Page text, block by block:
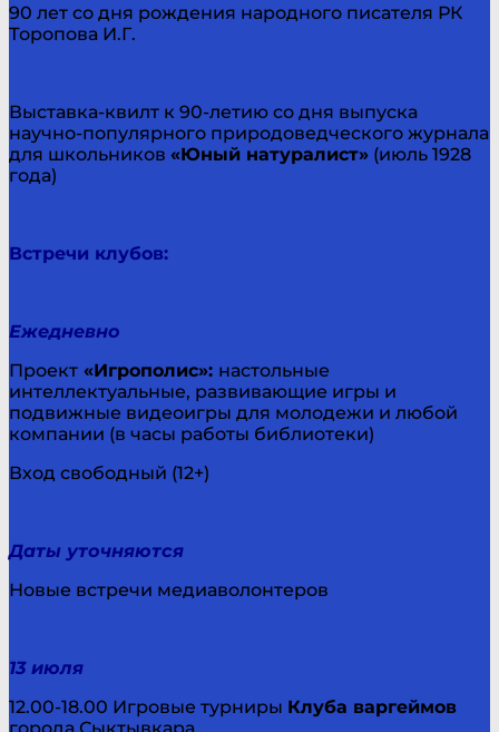
90 лет со дня рождения народного писателя РК
Торопова И.Г.
Выставка-квилт к 90-летию со дня выпуска
научно-популярного природоведческого журнала
для школьников «Юный натуралист» (июль 1928
года)
Встречи клубов:
Ежедневно
Проект «Игрополис»: настольные
интеллектуальные, развивающие игры и
подвижные видеоигры для молодежи и любой
компании (в часы работы библиотеки)
Вход свободный (12+)
Даты уточняются
Новые встречи медиаволонтеров
13 июля
12.00-18.00 Игровые турниры Клуба варгеймов